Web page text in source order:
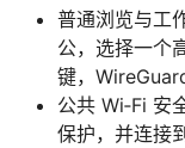
普通浏览与工
公，选择一个
键，
公共 Wi‑Fi 安
保护，并连接